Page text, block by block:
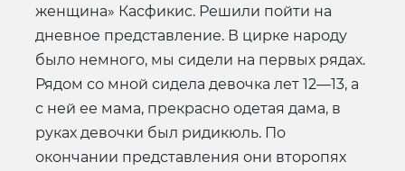
женщина» Касфикис. Решили пойти на
дневное представление. В цирке народу
было немного, мы сидели на первых рядах.
Рядом со мной сидела девочка лет 12—13, а
с ней ее мама, прекрасно одетая дама, в
руках девочки был ридикюль. По
окончании представления они второпях